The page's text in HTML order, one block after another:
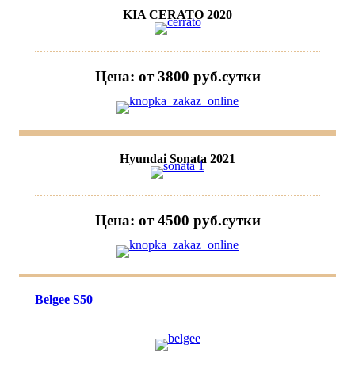
KIA CERATO 2020
Цена: от 3800 руб.cутки
Hyundai Sonata 2021
Цена: от 4500 руб.cутки
Belgee S50